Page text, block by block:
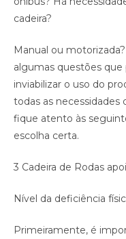
cadeira?
Manual ou
algumas questões
inviabilizar o uso do
todas as necessidades
fique atento às
escolha certa.
3 Cadeira de Rodas
Nível da deficiência
Primeiramente, é